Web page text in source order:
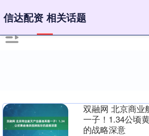
信达配资 相关话题
双融网 北京商业
一子！1.34公顷
的战略深意